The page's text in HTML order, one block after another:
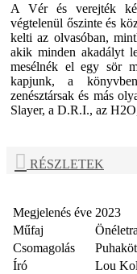
A Vér és verejték
végtelenül őszinte és
kelti az olvasóban,
akik minden akadályt
mesélnék el egy sör
kapjunk, a
zenésztársak és más
Slayer, a D.R.I., az
RÉSZLETEK
Megjelenés éve 2023
Műfaj
Csomagolás
Író
Lou